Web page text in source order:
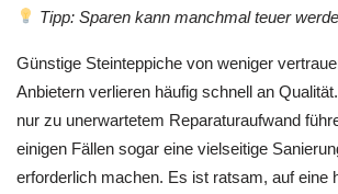
Tipp: Sparen kann manchmal teuer
Günstige Steinteppiche von weniger
Anbietern verlieren häufig schnell an
nur zu unerwartetem Reparaturaufwand
einigen Fällen sogar eine vielseitige
erforderlich machen. Es ist ratsam, auf eine